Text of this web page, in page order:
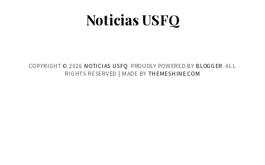
Noticias USFQ
COPYRIGHT © 2026 NOTICIAS USFQ. PROUDLY POWERED BY BLOGGER. ALL
RIGHTS RESERVED | MADE BY THEMESHINE.COM